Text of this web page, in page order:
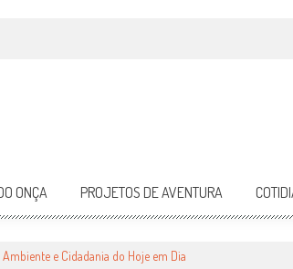
ONÇA PROJETOS DE AVENTURA
e Cidadania do Hoje em Dia
DO HOJE EM DIA